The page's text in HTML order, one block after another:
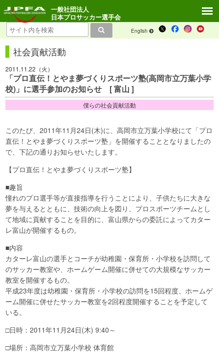
English
一般社団法人
日本プロサッカー選手会
社会貢献活動
2011.11.22（火）
「プロ直伝！とやま夢づくりスポーツ塾(高岡市立万葉小学
校)」に選手参加のお知らせ [ 富山 ]
僕らの社会貢献活動
このたび、2011年11月24日(木)に、高岡市立万葉小学校にて「プロ
直伝！とやま夢づくりスポーツ塾」を開催することとなりましたの
で、下記の通りお知らせいたします。
【プロ直伝！とやま夢づくりスポーツ塾】
■趣旨
憧れのプロ選手等が直接指導を行うことにより、子供たちに大きな
夢を与えるとともに、技術の向上を図り、プロスポーツチームとし
て地域に貢献することを目的に、富山県からの委託によってカター
レ富山が開催するもの。
■内容
カターレ富山の選手とコーチが幼稚園・保育所・小学校を訪問して
のサッカー教室や、ホームゲーム開催に併せての大規模なサッカー
教室を開催するもの。
平成23年度は幼稚園・保育所・小学校の訪問を15回程度、ホームゲ
ーム開催に併せたサッカー教室を2回程度開催することを予定して
いる。
□日時：2011年11月24日(木) 9:40～
□場所：高岡市立万葉小学校 体育館